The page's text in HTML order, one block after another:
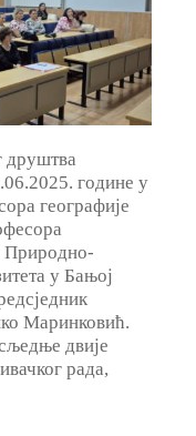
друштва
године у
географије
Природно-
у Бањој
Маринковић.
двије
рада,